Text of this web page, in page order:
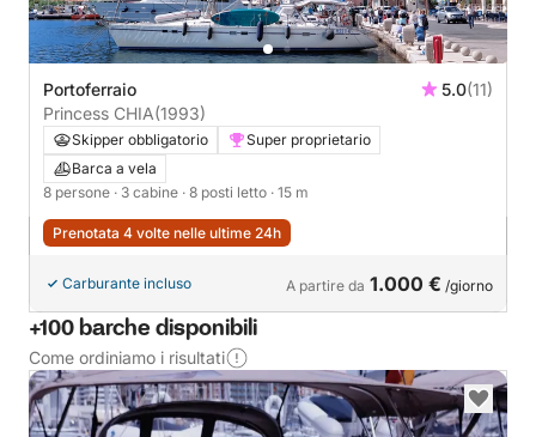
Portoferraio 5.0(11)
Princess CHIA(1993)
Skipper obbligatorio
Super proprietario
Barca a vela
8 persone · 3 cabine · 8 posti letto · 15 m
Prenotata 4 volte nelle ultime 24h
Carburante incluso A partire da 1.000 € /giorno
+100 barche disponibili
Come ordiniamo i risultati